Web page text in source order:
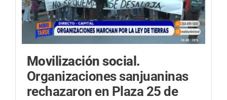
Movilización social.
Organizaciones sanjuaninas
rechazaron en Plaza 25 de